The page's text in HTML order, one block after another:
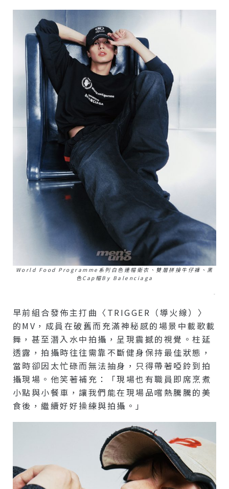
World Food Programme系列白色連帽衛衣、雙層拼接牛仔褲、黑
色Cap帽by Balenciaga
–
早前組合發佈主打曲〈TRIGGER（導火線）〉
的MV，成員在破舊而充滿神秘感的場景中載歌載
舞，甚至潛入水中拍攝，呈現震撼的視覺。柱延
透露，拍攝時往往需靠不斷健身保持最佳狀態，
當時卻因太忙碌而無法抽身，只得帶著啞鈴到拍
攝現場。他笑著補充：「現場也有職員即席烹煮
小點與小餐車，讓我們能在現場品嚐熱騰騰的美
食後，繼續好好操練與拍攝。」